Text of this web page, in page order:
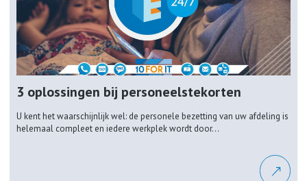
3 oplossingen bij personeelstekorten
U kent het waarschijnlijk wel: de personele bezetting van uw afdeling is
helemaal compleet en iedere werkplek wordt door...